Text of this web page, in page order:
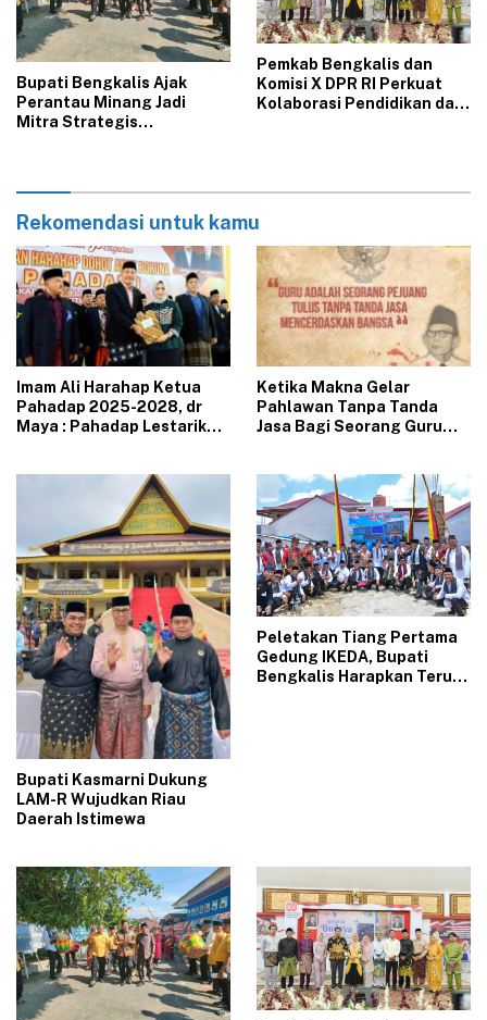
​Bupati Bengkalis Ajak
Perantau Minang Jadi
Mitra Strategis
Pemkab Bengkalis dan
Komisi X DPR RI Perkuat
Kolaborasi Pendidikan dan
Rekomendasi untuk kamu
Imam Ali Harahap Ketua
Pahadap 2025-2028, dr
Maya : Pahadap Lestarikan
Ketika Makna Gelar
Pahlawan Tanpa Tanda
Jasa Bagi Seorang Guru
Bupati Kasmarni Dukung
LAM-R Wujudkan Riau
Daerah Istimewa
Peletakan Tiang Pertama
Gedung IKEDA, Bupati
Bengkalis Harapkan Terus